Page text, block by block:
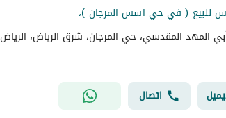
للبيع ( في حي اسس المرجان )،
المهد المقدسي، حي المرجان، شرق الرياض، الرياض
اتصال